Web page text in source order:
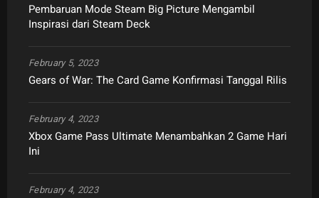
Pembaruan Mode Steam Big Picture Mengambil
Inspirasi dari Steam Deck
Gears of War: The Card Game Konfirmasi Tanggal Rilis
February 5, 2023
Xbox Game Pass Ultimate Menambahkan 2 Game Hari
Ini
February 4, 2023
February 4, 2023